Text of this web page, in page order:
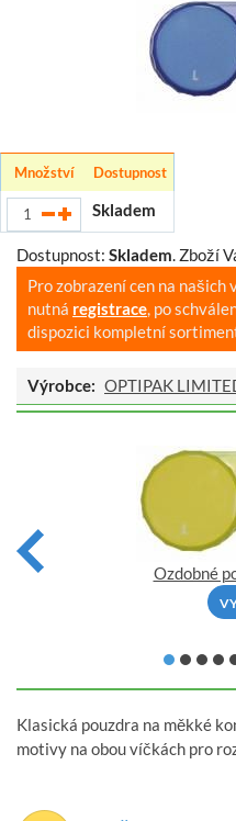
Množství Dostupnost
Skladem
Dostupnost: Skladem. Zboží
Pro zobrazení cen na
nutná registrace, po
dispozici kompletní
Výrobce: OPTIPAK
Ozdobné
Klasická pouzdra na měkké
motivy na obou víčkách pro